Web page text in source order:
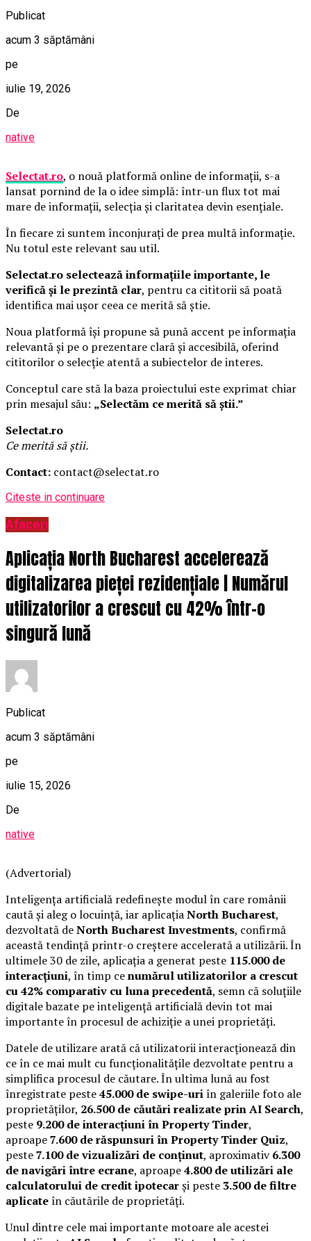
Publicat
acum 3 săptămâni
pe
iulie 19, 2026
De
native
Selectat.ro, o nouă platformă online de informații, s-a
lansat pornind de la o idee simplă: într-un flux tot mai
mare de informații, selecția și claritatea devin esențiale.
În fiecare zi suntem înconjurați de prea multă informație.
Nu totul este relevant sau util.
Selectat.ro selectează informațiile importante, le
verifică și le prezintă clar, pentru ca cititorii să poată
identifica mai ușor ceea ce merită să știe.
Noua platformă își propune să pună accent pe informația
relevantă și pe o prezentare clară și accesibilă, oferind
cititorilor o selecție atentă a subiectelor de interes.
Conceptul care stă la baza proiectului este exprimat chiar
prin mesajul său: „Selectăm ce merită să știi.”
Selectat.ro
Ce merită să știi.
Contact: contact@selectat.ro
Citeste in continuare
Afaceri
Aplicația North Bucharest accelerează
digitalizarea pieței rezidențiale | Numărul
utilizatorilor a crescut cu 42% într-o
singură lună
Publicat
acum 3 săptămâni
pe
iulie 15, 2026
De
native
(Advertorial)
Inteligența artificială redefinește modul în care românii
caută și aleg o locuință, iar aplicațiaNorth Bucharest,
dezvoltată deNorth Bucharest Investments, confirmă
această tendință printr-o creștere accelerată a utilizării. În
ultimele 30 de zile, aplicația a generat peste 115.000 de
interacțiuni, în timp cenumărul utilizatorilor a crescut
cu 42% comparativ cu luna precedentă, semn că soluțiile
digitale bazate pe inteligență artificială devin tot mai
importante în procesul de achiziție a unei proprietăți.
Datele de utilizare arată că utilizatorii interacționează din
ce în ce mai mult cu funcționalitățile dezvoltate pentru a
simplifica procesul de căutare. În ultima lună au fost
înregistrate peste45.000 de swipe-uriîn galeriile foto ale
proprietăților, 26.500 de căutări realizate prin AI Search,
peste 9.200 de interacțiuni în Property Tinder,
aproape7.600 de răspunsuri în Property Tinder Quiz,
peste7.100 de vizualizări de conținut, aproximativ6.300
de navigări între ecrane, aproape4.800 de utilizări ale
calculatorului de credit ipotecarși peste 3.500 de filtre
aplicateîn căutările de proprietăți.
Unul dintre cele mai importante motoare ale acestei